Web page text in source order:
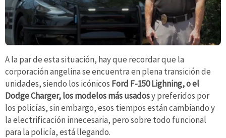
A la par de esta situación, hay que recordar que la
corporación angelina se encuentra en plena transición de
unidades, siendo los icónicos Ford F-150 Lighning, o el
Dodge Charger, los modelos más usadosy preferidos por
los policías, sin embargo, esos tiempos están cambiando y
la electrificación innecesaria, pero sobre todo funcional
para la policía, está llegando.